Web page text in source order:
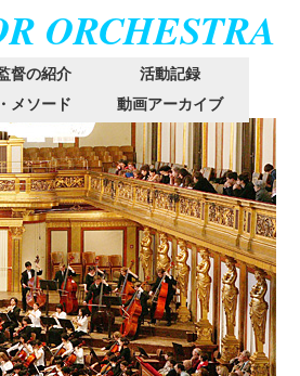
ORCHESTRA
督の紹介
活動記録
メソード 動画アーカイブ